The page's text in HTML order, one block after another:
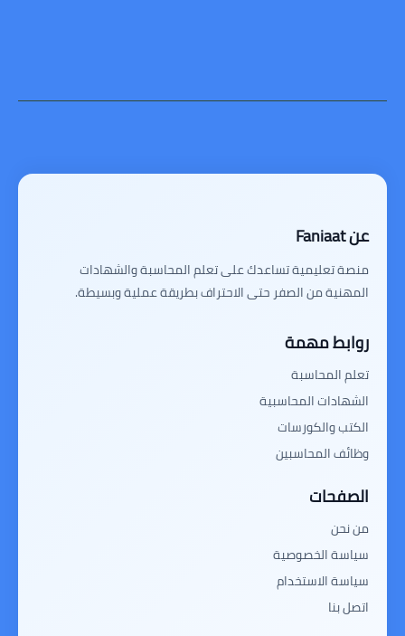
عن Faniaat
منصة تعليمية تساعدك على تعلم المحاسبة والشهادات
المهنية من الصفر حتى الاحتراف بطريقة عملية وبسيطة.
روابط مهمة
تعلم المحاسبة
الشهادات المحاسبية
الكتب والكورسات
وظائف المحاسبين
الصفحات
من نحن
سياسة الخصوصية
سياسة الاستخدام
اتصل بنا